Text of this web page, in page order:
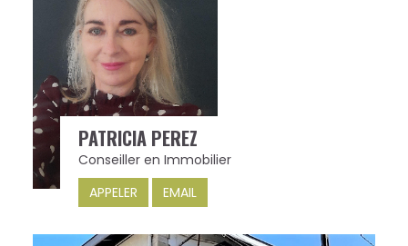
PATRICIA PEREZ
Conseiller en Immobilier
APPELER
EMAIL